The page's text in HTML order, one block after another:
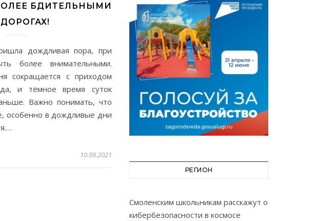
БДИТЕЛЬНЫМИ
дождливая пора, при
более внимательными.
сокращается с приходом
и тёмное время суток
Важно понимать, что
особенно в дождливые дни
10.09.2021
РЕГИОН
Смоленским школьникам расскажут о
кибербезопасности в космосе